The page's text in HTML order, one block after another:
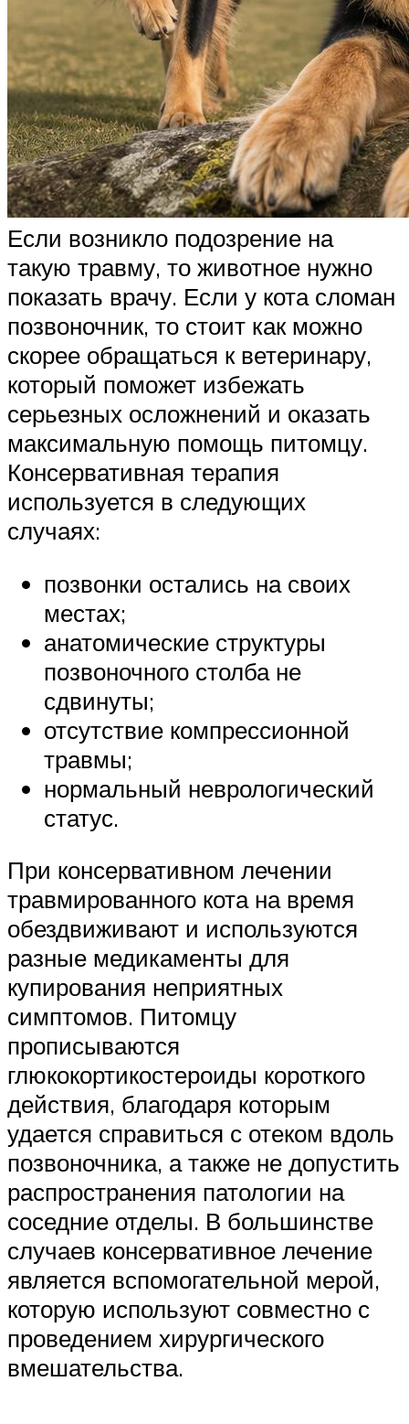
Если возникло подозрение на
такую травму, то животное нужно
показать врачу. Если у кота сломан
позвоночник, то стоит как можно
скорее обращаться к ветеринару,
который поможет избежать
серьезных осложнений и оказать
максимальную помощь питомцу.
Консервативная терапия
используется в следующих
случаях:
позвонки остались на своих
местах;
анатомические структуры
позвоночного столба не
сдвинуты;
отсутствие компрессионной
травмы;
нормальный неврологический
статус.
При консервативном лечении
травмированного кота на время
обездвиживают и используются
разные медикаменты для
купирования неприятных
симптомов. Питомцу
прописываются
глюкокортикостероиды короткого
действия, благодаря которым
удается справиться с отеком вдоль
позвоночника, а также не допустить
распространения патологии на
соседние отделы. В большинстве
случаев консервативное лечение
является вспомогательной мерой,
которую используют совместно с
проведением хирургического
вмешательства.